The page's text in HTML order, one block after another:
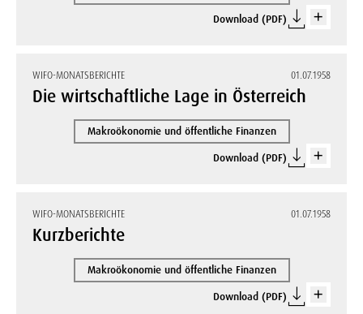
Download (PDF)
WIFO-MONATSBERICHTE 01.07.1958
Die wirtschaftliche Lage in Österreich
Makroökonomie und öffentliche Finanzen
Download (PDF)
WIFO-MONATSBERICHTE 01.07.1958
Kurzberichte
Makroökonomie und öffentliche Finanzen
Download (PDF)